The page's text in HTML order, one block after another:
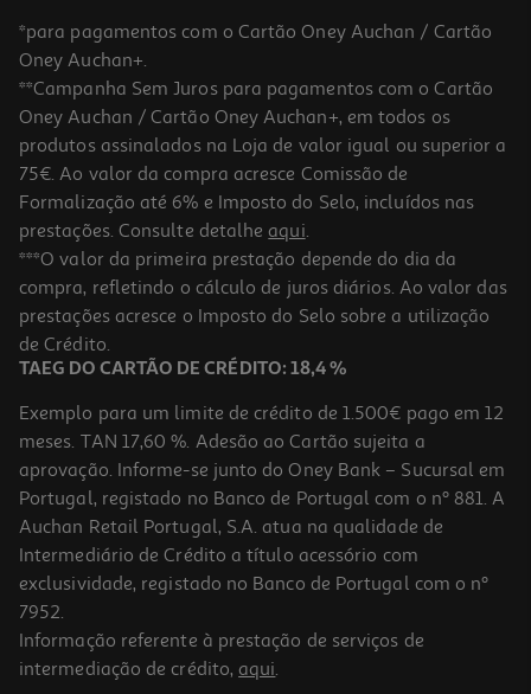
Esponja Luva Auchan Azul
3.99 €/un
3,99 €
Esponja Polegar 15x10x4.5cm
*para pagamentos com o Cartão Oney Auchan / Cartão
Oney Auchan+.
**Campanha Sem Juros para pagamentos com o Cartão
Oney Auchan / Cartão Oney Auchan+, em todos os
produtos assinalados na Loja de valor igual ou superior a
75€. Ao valor da compra acresce Comissão de
Formalização até 6% e Imposto do Selo, incluídos nas
prestações. Consulte detalhe aqui.
***O valor da primeira prestação depende do dia da
compra, refletindo o cálculo de juros diários. Ao valor das
prestações acresce o Imposto do Selo sobre a utilização
de Crédito.
TAEG DO CARTÃO DE CRÉDITO: 18,4 %
Exemplo para um limite de crédito de 1.500€ pago em 12
meses. TAN 17,60 %. Adesão ao Cartão sujeita a
aprovação. Informe-se junto do Oney Bank – Sucursal em
Portugal, registado no Banco de Portugal com o nº 881. A
Auchan Retail Portugal, S.A. atua na qualidade de
Intermediário de Crédito a título acessório com
exclusividade, registado no Banco de Portugal com o nº
7952.
Informação referente à prestação de serviços de
intermediação de crédito, aqui.